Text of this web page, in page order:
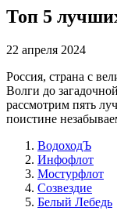
Топ 5
22 апреля 2024
Россия, страна с
Волги до
рассмотрим пять
поистине
ВодоходЪ
Инфофлот
Мостурфлот
Созвездие
Белый Лебедь